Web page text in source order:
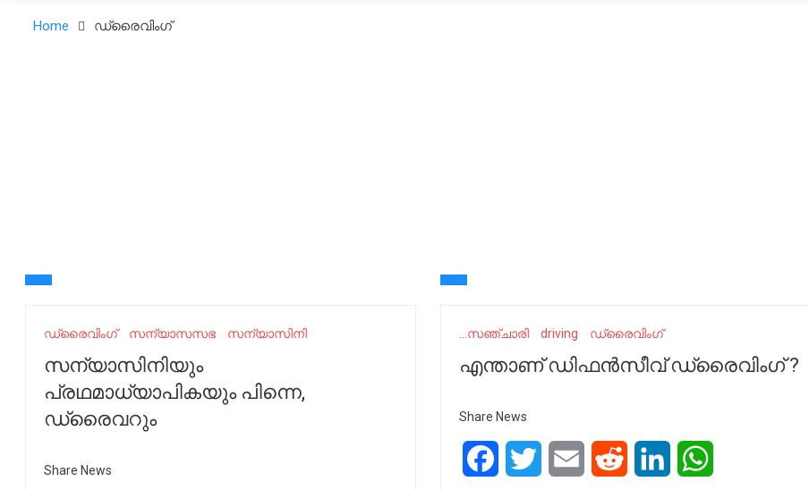
Home ഡ്രൈവിംഗ്
ഡ്രൈവിംഗ് സന്യാസസഭ സന്യാസിനി
സന്യാസിനിയും
പ്രഥമാധ്യാപികയും പിന്നെ,
ഡ്രൈവറും
Share News
...സഞ്ചാരി driving ഡ്രൈവിംഗ്
എന്താണ് ഡിഫൻസീവ് ഡ്രൈവിംഗ് ?
Share News
FacebookTwitter Email Reddit LinkedIn